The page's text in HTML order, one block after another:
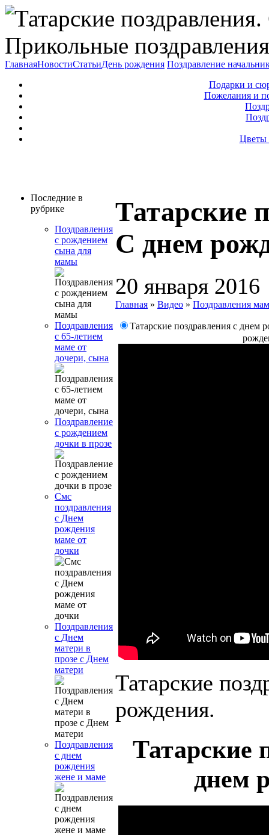
Прикольные
ГлавнаяНовостиСтатьиДень рождения Поздравление
Подарки и
Пожелания и
Цветы
Последние в
рубрике
Поздравления
с рождением
сына для
мамы
Поздравления
с 65-летием
маме от
дочери, сына
Поздравление
с рождением
дочки в прозе
Смс
поздравления
с Днем
рождения
маме от
дочки
Поздравления
с Днем
матери в
прозе с Днем
матери
Поздравления
с днем
рождения
жене и маме
Татарские
С днем
20 января 2016
Главная » Видео » Поздравления
Татарские поздравления с днем
Татарские
рождения.
Татарские
днем